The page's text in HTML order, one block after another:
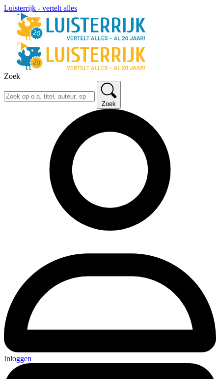
Luisterrijk - vertelt alles
Zoek
Zoek
Inloggen